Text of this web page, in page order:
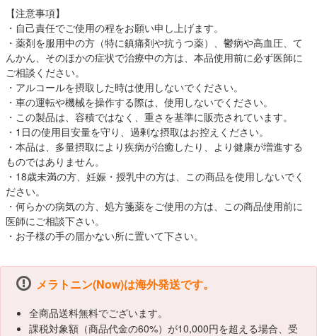
【注意事項】
・自己責任でご使用の程をお願い申し上げます。
・薬剤を服用中の方（特に鎮痛剤や抗うつ薬）、鬱病や高血圧、て
んかん、そのほかの症状で治療中の方は、本品使用前に必ず医師に
ご相談ください。
・アルコールを摂取した時は使用しないでください。
・車の運転や機械を操作する際は、使用しないでください。
・この製品は、容積ではなく、重さを基準に販売されています。
・1日の使用目安量を守り、過剰な摂取はお控えください。
・本品は、多量摂取により疾病が治癒したり、より健康が増進する
ものではありません。
・18歳未満の方、妊娠・授乳中の方は、この商品を使用しないでく
ださい。
・何らかの病気の方、処方箋薬をご使用の方は、この商品使用前に
医師にご相談下さい。
・お子様の手の届かない所に置いて下さい。
メラトニン(Now)は海外発送です。
全商品送料無料でございます。
課税対象額（商品代金の60%）が10,000円を超える場合、受